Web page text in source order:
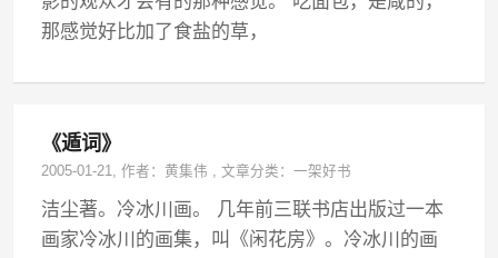
那感觉好比加了食盐的草，
《遁词》
2005-01-21, 作者：黄集伟 ,文章分类：一架好书
洁尘著。冷冰川画。 几年前三联书店出版过一本
画家冷冰川的画集，叫《闲花房》。冷冰川的画